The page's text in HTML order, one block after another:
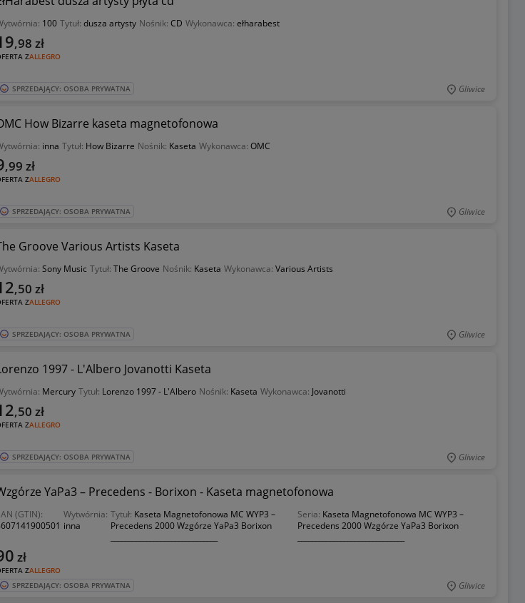
100 Tytuł: dusza artysty Nośnik: CD Wykonawca: ełharabest
ZALLEGRO
,98 zł
SPRZEDAJĄCY: OSOBA PRYWATNA Gliwice
How Bizarre kaseta magnetofonowa
inna Tytuł: How Bizarre Nośnik: Kaseta Wykonawca: OMC
ZALLEGRO
,99 zł
SPRZEDAJĄCY: OSOBA PRYWATNA Gliwice
Groove Various Artists Kaseta
Sony Music Tytuł: The Groove Nośnik: Kaseta Wykonawca: Various Artists
ZALLEGRO
,50 zł
SPRZEDAJĄCY: OSOBA PRYWATNA Gliwice
1997 - L'Albero Jovanotti Kaseta
Mercury Tytuł: Lorenzo 1997 - L'Albero Nośnik: Kaseta Wykonawca: Jovanotti
ZALLEGRO
,50 zł
SPRZEDAJĄCY: OSOBA PRYWATNA Gliwice
YaPa3 – Precedens - Borixon - Kaseta magnetofonowa
(GTIN):
Wytwórnia:
inna
Tytuł: Kaseta Magnetofonowa MC WYP3 –
Precedens 2000 Wzgórze YaPa3 Borixon
Seria: Kaseta Magnetofonowa MC WYP3 –
Precedens 2000 Wzgórze YaPa3 Borixon
ZALLEGRO
zł
SPRZEDAJĄCY: OSOBA PRYWATNA Gliwice